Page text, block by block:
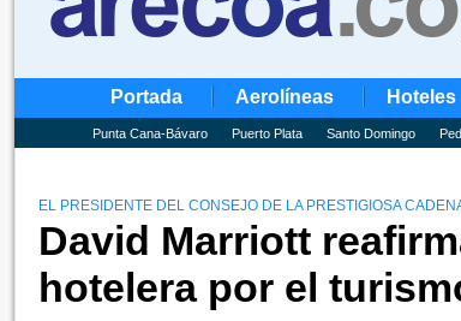
Portada Aerolíneas Hoteles
Punta Cana-Bávaro Puerto Plata Santo Domingo
EL PRESIDENTE DEL CONSEJO DE LA PRESTIGIOSA
David Marriott
hotelera por el